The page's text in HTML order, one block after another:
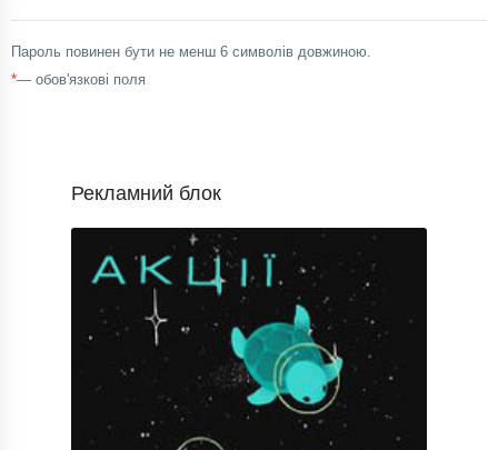
Пароль повинен бути не менш 6 символів довжиною.
*— обов'язкові поля
Рекламний блок